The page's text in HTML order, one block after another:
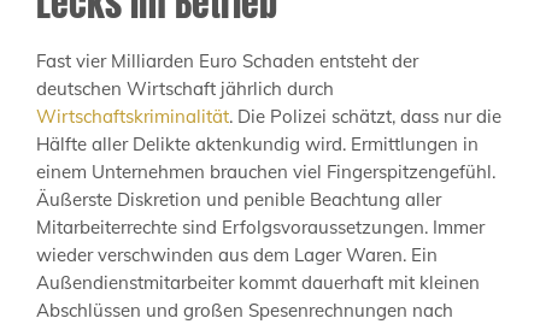
Fast vier Milliarden Euro Schaden entsteht der
deutschen Wirtschaft jährlich durch
Wirtschaftskriminalität. Die Polizei schätzt, dass nur die
Hälfte aller Delikte aktenkundig wird. Ermittlungen in
einem Unternehmen brauchen viel Fingerspitzengefühl.
Äußerste Diskretion und penible Beachtung aller
Mitarbeiterrechte sind Erfolgsvoraussetzungen. Immer
wieder verschwinden aus dem Lager Waren. Ein
Außendienstmitarbeiter kommt dauerhaft mit kleinen
Abschlüssen und großen Spesenrechnungen nach